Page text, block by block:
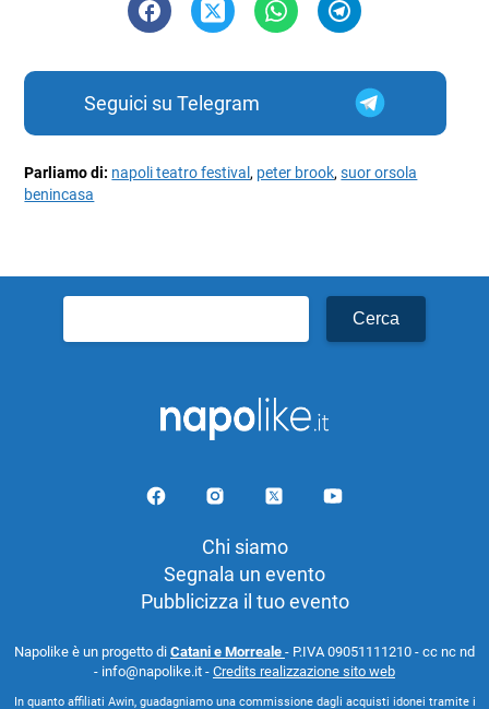
Seguici su Telegram
Parliamo di: napoli teatro festival, peter brook,suor orsola
benincasa
per:
Chi siamo
Segnala un evento
Pubblicizza il tuo evento
Napolike è un progetto di Catani e Morreale - P.IVA 09051111210 - cc nc nd
- info@napolike.it - Credits realizzazione sito web
In quanto affiliati Awin, guadagniamo una commissione dagli acquisti idonei tramite i